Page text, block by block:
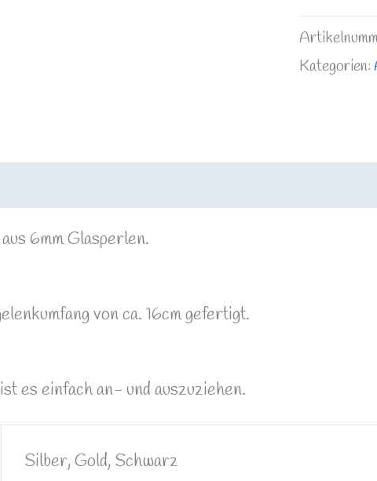
Kategorien:
6mm Glasperlen.
von ca. 16cm gefertigt.
es einfach an- und auszuziehen.
Silber, Gold, Schwarz